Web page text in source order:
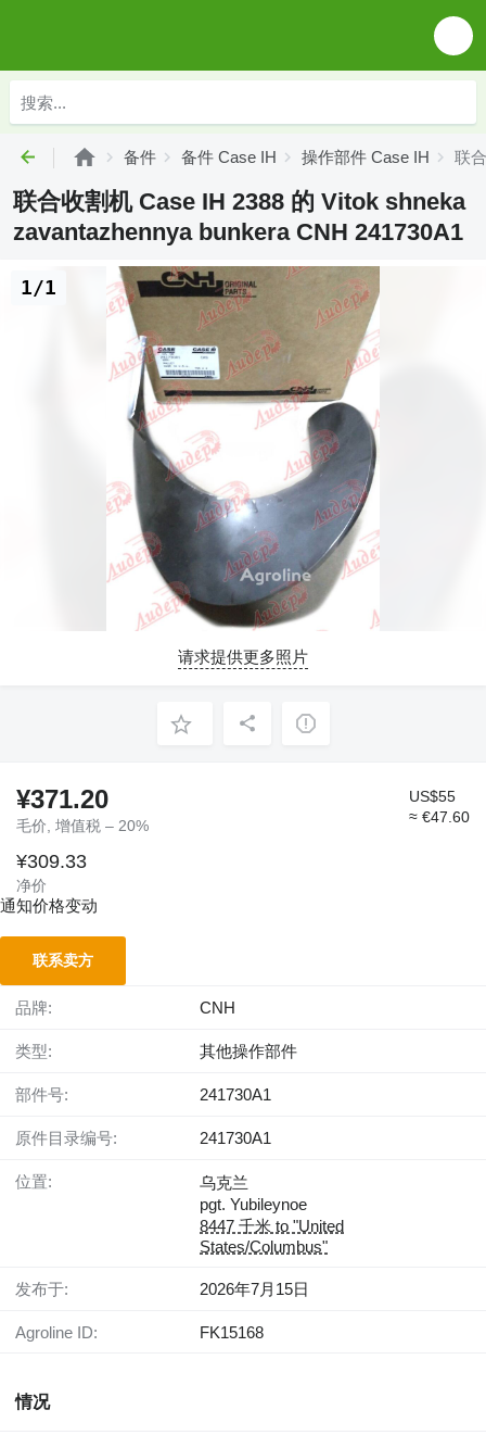
备件 备件 Case IH 操作部件 Case IH 联
联合收割机 Case IH 2388 的 Vitok shneka
zavantazhennya bunkera CNH 241730A1
1/1
请求提供更多照片
¥371.20
毛价, 增值税 – 20%
US$55
≈ €47.60
¥309.33
净价
通知价格变动
联系卖方
品牌: CNH
类型: 其他操作部件
部件号: 241730A1
原件目录编号: 241730A1
位置:
乌克兰
pgt. Yubileynoe
8447 千米 to "United
States/Columbus"
发布于: 2026年7月15日
Agroline ID: FK15168
情况